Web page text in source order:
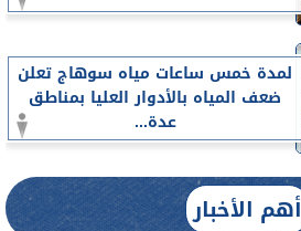
لمدة خمس ساعات مياه سوهاج تعلن
ضعف المياه بالأدوار العليا بمناطق
عدة...
أهم الأخبار